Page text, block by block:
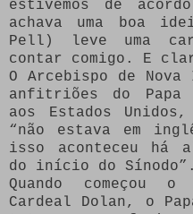
estivemos de
achava uma boa
Pell) leve uma
contar comigo. E
O Arcebispo de
anfitriões do Papa
aos Estados
“não estava em
isso aconteceu há
do início do Sínodo”.
Quando começou
Cardeal Dolan, o